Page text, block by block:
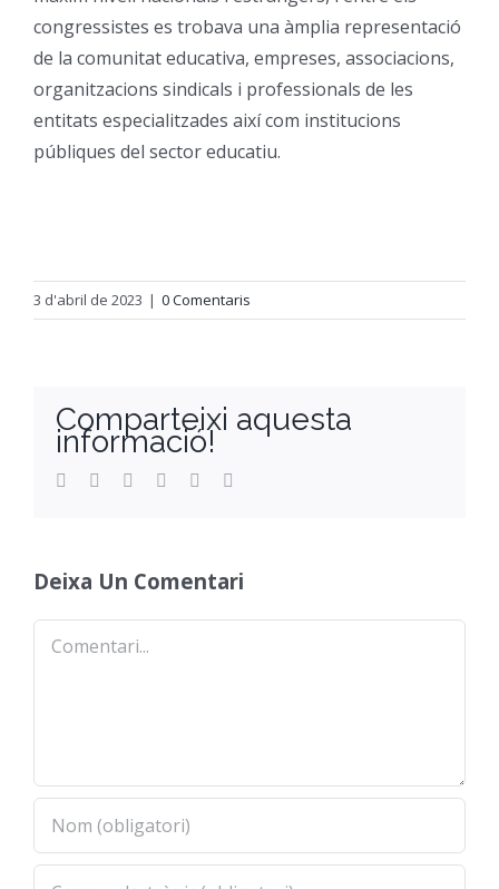
congressistes es trobava una àmplia representació
de la comunitat educativa, empreses, associacions,
organitzacions sindicals i professionals de les
entitats especialitzades així com institucions
públiques del sector educatiu.
3 d'abril de 2023 | 0 Comentaris
Comparteixi aquesta
informació!
Facebook
TwitterReddit LinkedInWhatsApp
Deixa Un Comentari
Comentari